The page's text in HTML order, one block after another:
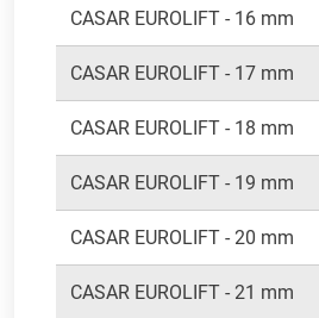
CASAR EUROLIFT - 16 mm
CASAR EUROLIFT - 17 mm
CASAR EUROLIFT - 18 mm
CASAR EUROLIFT - 19 mm
CASAR EUROLIFT - 20 mm
CASAR EUROLIFT - 21 mm